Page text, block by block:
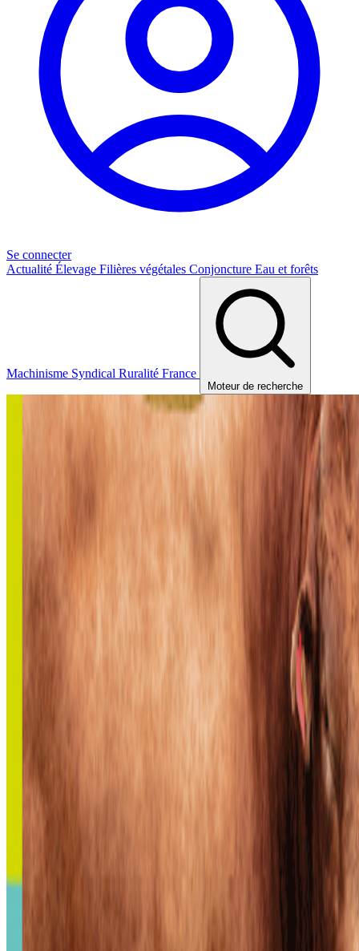
Se connecter
Actualité Élevage Filières végétales Conjoncture Eau et forêts
Machinisme Syndical Ruralité France
Moteur de recherche